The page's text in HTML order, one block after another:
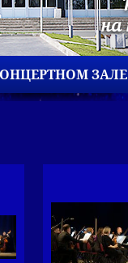
ЗАЛЕ